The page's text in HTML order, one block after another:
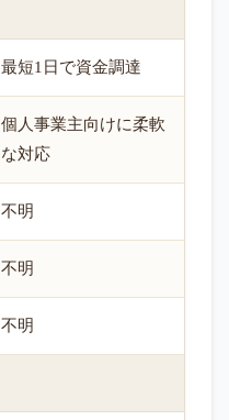
最短1日で資金調達
個人事業主向けに柔軟
な対応
不明
不明
不明